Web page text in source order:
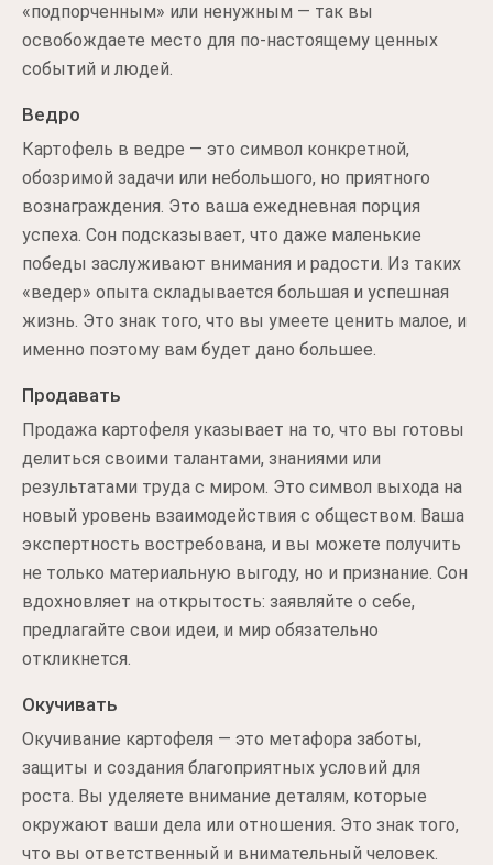
«подпорченным» или ненужным — так вы
освобождаете место для по-настоящему ценных
событий и людей.
Ведро
Картофель в ведре — это символ конкретной,
обозримой задачи или небольшого, но приятного
вознаграждения. Это ваша ежедневная порция
успеха. Сон подсказывает, что даже маленькие
победы заслуживают внимания и радости. Из таких
«ведер» опыта складывается большая и успешная
жизнь. Это знак того, что вы умеете ценить малое, и
именно поэтому вам будет дано большее.
Продавать
Продажа картофеля указывает на то, что вы готовы
делиться своими талантами, знаниями или
результатами труда с миром. Это символ выхода на
новый уровень взаимодействия с обществом. Ваша
экспертность востребована, и вы можете получить
не только материальную выгоду, но и признание. Сон
вдохновляет на открытость: заявляйте о себе,
предлагайте свои идеи, и мир обязательно
откликнется.
Окучивать
Окучивание картофеля — это метафора заботы,
защиты и создания благоприятных условий для
роста. Вы уделяете внимание деталям, которые
окружают ваши дела или отношения. Это знак того,
что вы ответственный и внимательный человек.